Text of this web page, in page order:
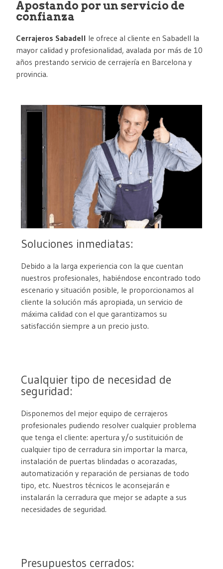
Apostando por un servicio de
confianza
Cerrajeros Sabadell le ofrece al cliente en Sabadell la
mayor calidad y profesionalidad, avalada por más de 10
años prestando servicio de cerrajería en Barcelona y
provincia.
Soluciones inmediatas:
Debido a la larga experiencia con la que cuentan
nuestros profesionales, habiéndose encontrado todo
escenario y situación posible, le proporcionamos al
cliente la solución más apropiada, un servicio de
máxima calidad con el que garantizamos su
satisfacción siempre a un precio justo.
Cualquier tipo de necesidad de
seguridad:
Disponemos del mejor equipo de cerrajeros
profesionales pudiendo resolver cualquier problema
que tenga el cliente: apertura y/o sustituición de
cualquier tipo de cerradura sin importar la marca,
instalación de puertas blindadas o acorazadas,
automatización y reparación de persianas de todo
tipo, etc. Nuestros técnicos le aconsejarán e
instalarán la cerradura que mejor se adapte a sus
necesidades de seguridad.
Presupuestos cerrados: